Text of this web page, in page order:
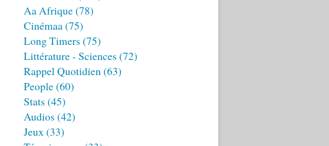
Aa Afrique(78)
Cinémaa(75)
Long Timers (75)
Littérature - Sciences (72)
Rappel Quotidien(63)
People(60)
Stats (45)
Audios (42)
Jeux(33)